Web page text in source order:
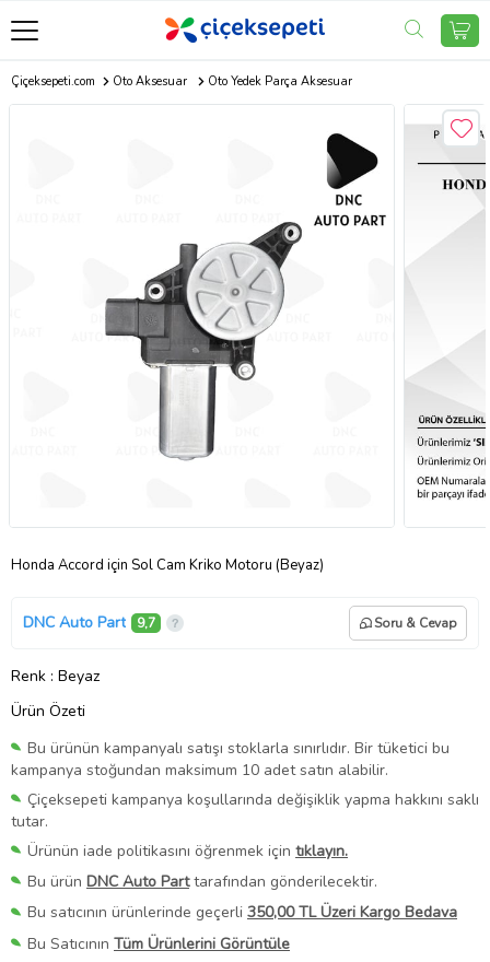
Çiçeksepeti.com Oto Aksesuar Oto Yedek Parça Aksesuar
Honda Accord için Sol Cam Kriko Motoru (Beyaz)
DNC Auto Part 9,7 Soru & Cevap
Renk : Beyaz
Ürün Özeti
Bu ürünün kampanyalı satışı stoklarla sınırlıdır. Bir tüketici bu
kampanya stoğundan maksimum 10 adet satın alabilir.
Çiçeksepeti kampanya koşullarında değişiklik yapma hakkını saklı
tutar.
Ürünün iade politikasını öğrenmek için tıklayın.
Bu ürün DNC Auto Parttarafından gönderilecektir.
Bu satıcının ürünlerinde geçerli 350,00 TL Üzeri Kargo Bedava
Bu Satıcının Tüm Ürünlerini Görüntüle